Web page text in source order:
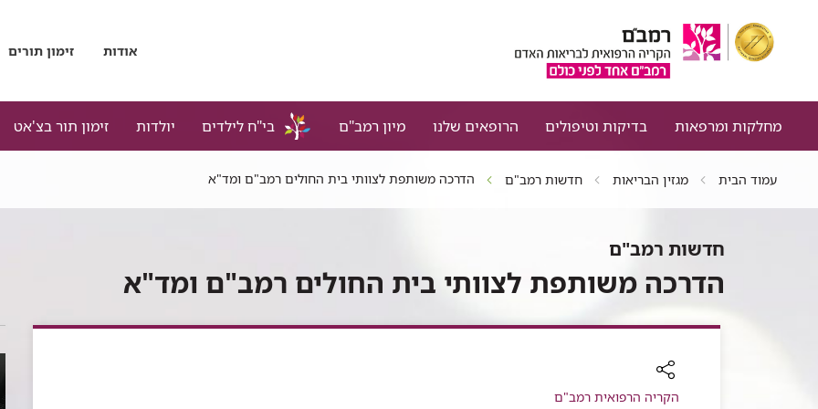
אודות זימון תורים
מחלקות ומרפאות בדיקות וטיפולים הרופאים שלנו מיון רמב"ם בי"ח לילדים יולדות זימון תור בצ'אט
עמוד הבית מגזין הבריאות חדשות רמב"ם הדרכה משותפת לצוותי בית החולים רמב"ם ומד"א
חדשות רמב"ם
הדרכה משותפת לצוותי בית החולים רמב"ם ומד"א
רכיבהקריה הרפואית רמב"ם